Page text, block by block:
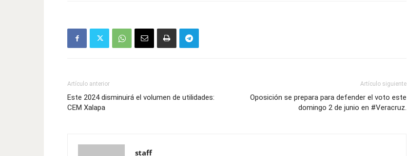
Artículo anterior
Este 2024 disminuirá el volumen de utilidades:
CEM Xalapa
Artículo siguiente
Oposición se prepara para defender el voto este
domingo 2 de junio en #Veracruz.
staff